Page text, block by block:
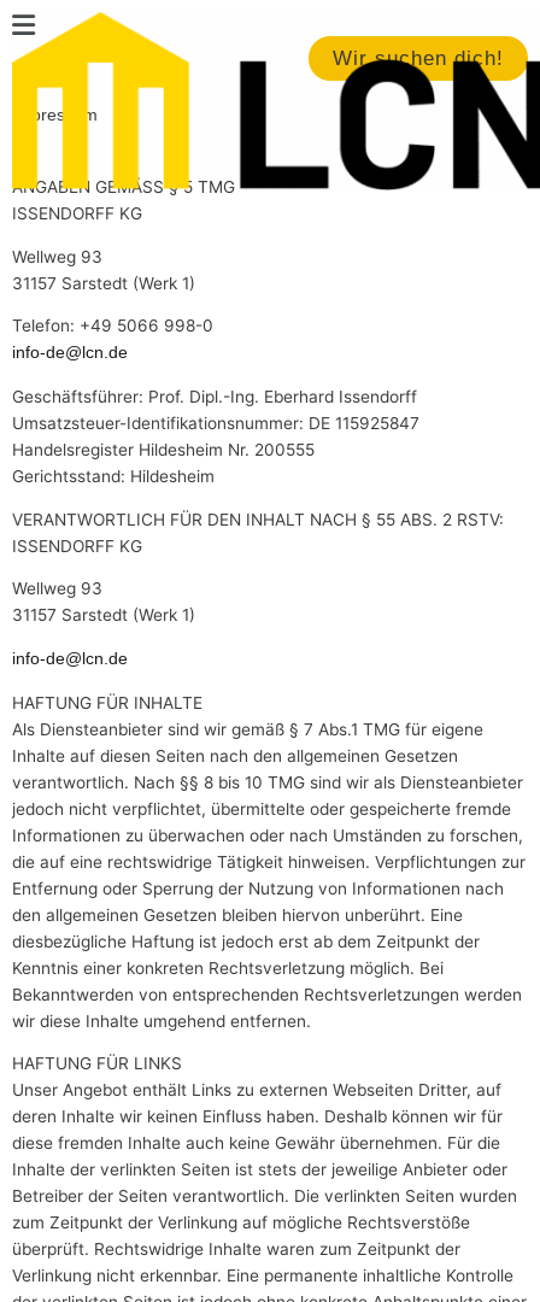
Zum
Inhalt
springen
Main
Menu
Wir suchen dich!
Impressum
ANGABEN GEMÄSS § 5 TMG
ISSENDORFF KG
Wellweg 93
31157 Sarstedt (Werk 1)
Telefon: +49 5066 998-0
info-de@lcn.de
Geschäftsführer: Prof. Dipl.-Ing. Eberhard Issendorff
Umsatzsteuer-Identifikationsnummer: DE 115925847
Handelsregister Hildesheim Nr. 200555
Gerichtsstand: Hildesheim
VERANTWORTLICH FÜR DEN INHALT NACH § 55 ABS. 2 RSTV:
ISSENDORFF KG
Wellweg 93
31157 Sarstedt (Werk 1)
info-de@lcn.de
HAFTUNG FÜR INHALTE
Als Diensteanbieter sind wir gemäß § 7 Abs.1 TMG für eigene
Inhalte auf diesen Seiten nach den allgemeinen Gesetzen
verantwortlich. Nach §§ 8 bis 10 TMG sind wir als Diensteanbieter
jedoch nicht verpflichtet, übermittelte oder gespeicherte fremde
Informationen zu überwachen oder nach Umständen zu forschen,
die auf eine rechtswidrige Tätigkeit hinweisen. Verpflichtungen zur
Entfernung oder Sperrung der Nutzung von Informationen nach
den allgemeinen Gesetzen bleiben hiervon unberührt. Eine
diesbezügliche Haftung ist jedoch erst ab dem Zeitpunkt der
Kenntnis einer konkreten Rechtsverletzung möglich. Bei
Bekanntwerden von entsprechenden Rechtsverletzungen werden
wir diese Inhalte umgehend entfernen.
HAFTUNG FÜR LINKS
Unser Angebot enthält Links zu externen Webseiten Dritter, auf
deren Inhalte wir keinen Einfluss haben. Deshalb können wir für
diese fremden Inhalte auch keine Gewähr übernehmen. Für die
Inhalte der verlinkten Seiten ist stets der jeweilige Anbieter oder
Betreiber der Seiten verantwortlich. Die verlinkten Seiten wurden
zum Zeitpunkt der Verlinkung auf mögliche Rechtsverstöße
überprüft. Rechtswidrige Inhalte waren zum Zeitpunkt der
Verlinkung nicht erkennbar. Eine permanente inhaltliche Kontrolle